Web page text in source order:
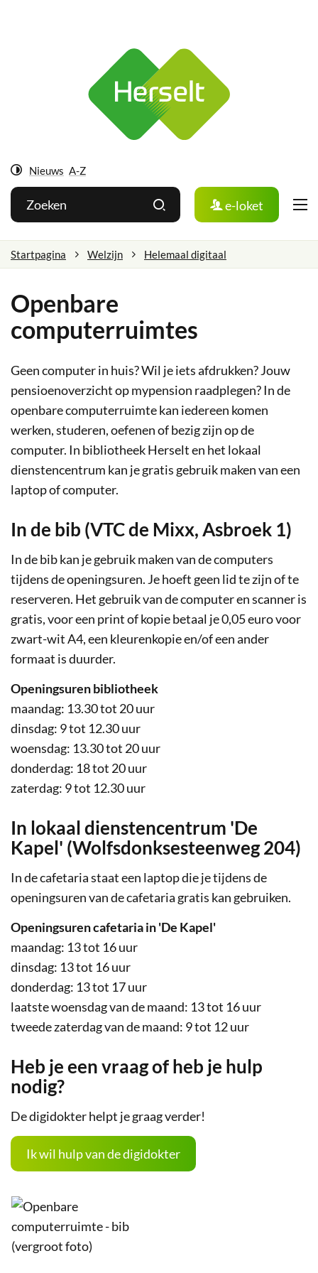
Hoog
contrast
Nieuws A-Z
Wat
zoek
e-loket
Startpagina Welzijn Helemaal digitaal
Openbare
computerruimtes
Geen computer in huis? Wil je iets afdrukken? Jouw
pensioenoverzicht op mypension raadplegen? In de
openbare computerruimte kan iedereen komen
werken, studeren, oefenen of bezig zijn op de
computer. In bibliotheek Herselt en het lokaal
dienstencentrum kan je gratis gebruik maken van een
laptop of computer.
In de bib (VTC de Mixx, Asbroek 1)
In de bib kan je gebruik maken van de computers
tijdens de openingsuren. Je hoeft geen lid te zijn of te
reserveren. Het gebruik van de computer en scanner is
gratis, voor een print of kopie betaal je 0,05 euro voor
zwart-wit A4, een kleurenkopie en/of een ander
formaat is duurder.
Openingsuren bibliotheek
maandag: 13.30 tot 20 uur
dinsdag: 9 tot 12.30 uur
woensdag: 13.30 tot 20 uur
donderdag: 18 tot 20 uur
zaterdag: 9 tot 12.30 uur
In lokaal dienstencentrum 'De
Kapel' (Wolfsdonksesteenweg 204)
In de cafetaria staat een laptop die je tijdens de
openingsuren van de cafetaria gratis kan gebruiken.
Openingsuren cafetaria in 'De Kapel'
maandag: 13 tot 16 uur
dinsdag: 13 tot 16 uur
donderdag: 13 tot 17 uur
laatste woensdag van de maand: 13 tot 16 uur
tweede zaterdag van de maand: 9 tot 12 uur
Heb je een vraag of heb je hulp
nodig?
De digidokter helpt je graag verder!
Ik wil hulp van de digidokter